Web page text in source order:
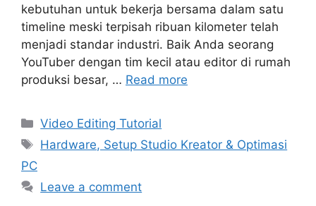
kebutuhan untuk bekerja bersama dalam satu
timeline meski terpisah ribuan kilometer telah
menjadi standar industri. Baik Anda seorang
YouTuber dengan tim kecil atau editor di rumah
produksi besar, … Read more
Categories
Video Editing Tutorial
Tags
Hardware, Setup Studio Kreator & Optimasi
PC
Leave a comment